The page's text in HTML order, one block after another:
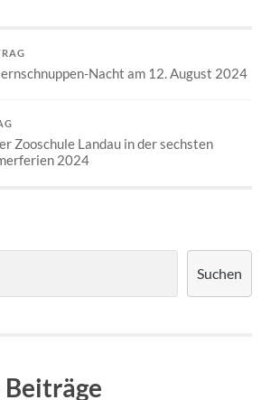
Nacht am 12. August 2024
Zooschule Landau in der sechsten
2024
Suchen